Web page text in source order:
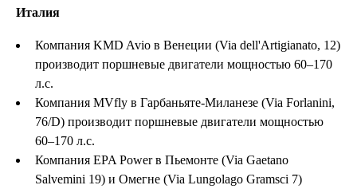
Италия
Компания KMD Avio в Венеции (Via dell'Artigianato, 12)
производит поршневые двигатели мощностью 60–170
л.с.
Компания MVfly в Гарбаньяте-Миланезе (Via Forlanini,
76/D) производит поршневые двигатели мощностью
60–170 л.с.
Компания EPA Power в Пьемонте (Via Gaetano
Salvemini 19) и Омегне (Via Lungolago Gramsci 7)